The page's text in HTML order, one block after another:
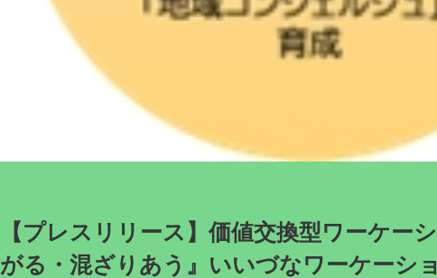
【プレスリリース】価値交換型ワーケー
がる・混ざりあう』いいづなワーケーシ